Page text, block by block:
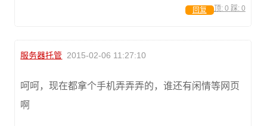
顶: 0 踩: 0
回复
服务器托管 2015-02-06 11:27:10
呵呵，现在都拿个手机弄弄弄的，谁还有闲情等网页
啊